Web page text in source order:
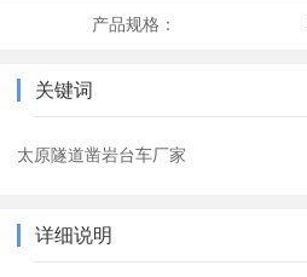
产品规格：
关键词
太原隧道凿岩台车厂家
详细说明